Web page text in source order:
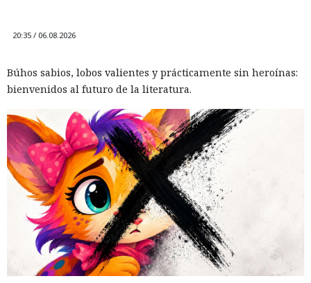
20:35 / 06.08.2026
Búhos sabios, lobos valientes y prácticamente sin heroínas:
bienvenidos al futuro de la literatura.